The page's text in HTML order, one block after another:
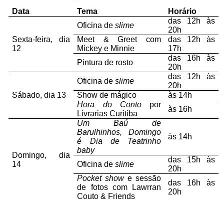
Data
Tema Horário
Sexta-feira, dia
12
Oficina deslime
das 12h às
20h
Meet & Greet com
Mickey e Minnie
das 12h às
17h
Pintura de rosto
das 16h às
20h
Sábado, dia 13
Oficina deslime
das 12h às
20h
Show de mágico
às 14h
Hora do Contopor
Livrarias Curitiba
às 16h
Domingo, dia
14
Um Baú de
Barulhinhos, Domingo
é Dia de Teatrinho
baby
às 14h
Oficina deslime
das 15h às
20h
Pocket showe sessão
de fotos com Lawrran
Couto & Friends
das 16h às
20h